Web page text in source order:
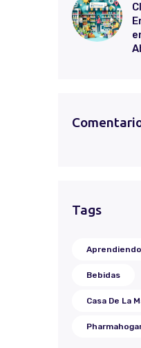
Tags
Bebidas
Casa De La